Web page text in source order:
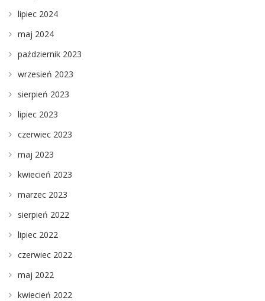
lipiec 2024
maj 2024
październik 2023
wrzesień 2023
sierpień 2023
lipiec 2023
czerwiec 2023
maj 2023
kwiecień 2023
marzec 2023
sierpień 2022
lipiec 2022
czerwiec 2022
maj 2022
kwiecień 2022